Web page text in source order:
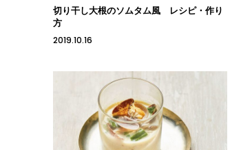
切り干し大根のソムタム風 レシピ・作り
方
2019.10.16